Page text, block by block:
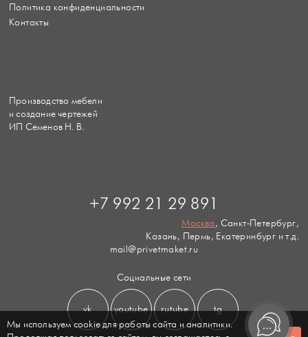
Политика конфиденциальности
Контакты
Производство мебели
и создание чертежей
ИП Семенов Н. В.
+7 992 21 29 891
Москва, Санкт-Петербург,
Казань, Пермь, Екатеринбург и т.д.
mail@privetmaket.ru
Социальные сети
vk youtube rutube
tg
Мы используем cookie для работы сайта и аналитики.